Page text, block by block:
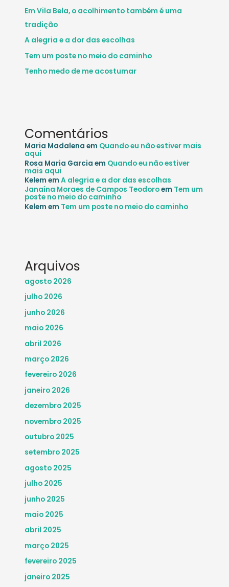
Em Vila Bela, o acolhimento também é uma
tradição
A alegria e a dor das escolhas
Tem um poste no meio do caminho
Tenho medo de me acostumar
Comentários
Maria Madalena em Quando eu não estiver mais
aqui
Rosa Maria Garcia em Quando eu não estiver
mais aqui
Kelem emA alegria e a dor das escolhas
Janaína Moraes de Campos Teodoroem Tem um
poste no meio do caminho
Kelem em Tem um poste no meio do caminho
Arquivos
agosto 2026
julho 2026
junho 2026
maio 2026
abril 2026
março 2026
fevereiro 2026
janeiro 2026
dezembro 2025
novembro 2025
outubro 2025
setembro 2025
agosto 2025
julho 2025
junho 2025
maio 2025
abril 2025
março 2025
fevereiro 2025
janeiro 2025